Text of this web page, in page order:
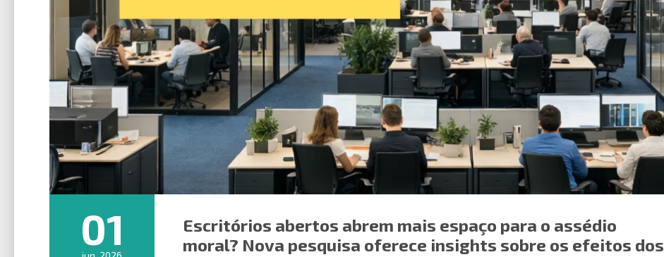
01
Escritórios abertos abrem mais espaço para o assédio
moral? Nova pesquisa oferece insights sobre os efeitos dos